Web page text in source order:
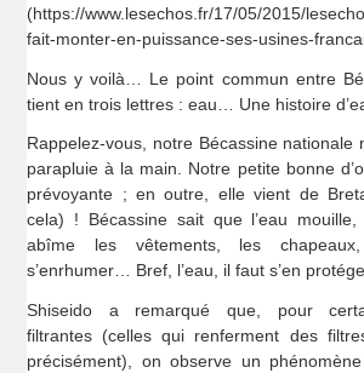
(https://www.lesechos.fr/17/05/2015/
fait-monter-en-puissance-ses-usines-
Nous y voilà… Le point commun entre
tient en trois lettres : eau… Une histoire
Rappelez-vous, notre Bécassine nationale
parapluie à la main. Notre petite bonne
prévoyante ; en outre, elle vient de
cela) ! Bécassine sait que l’eau mouille,
abîme les vêtements, les
s’enrhumer… Bref, l’eau, il faut s’en
Shiseido a remarqué que, pour
filtrantes (celles qui renferment des
précisément), on observe un